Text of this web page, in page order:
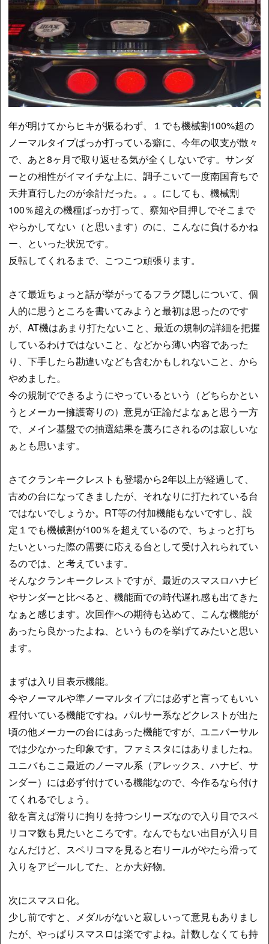
年が明けてからヒキが振るわず、１でも機械割100%超の
ノーマルタイプばっか打っている癖に、今年の収支が散々
で、あと8ヶ月で取り返せる気が全くしないです。サンダ
ーとの相性がイマイチな上に、調子こいて一度南国育ちで
天井直行したのが余計だった。。。にしても、機械割
100％超えの機種ばっか打って、察知や目押しでそこまで
やらかしてない（と思います）のに、こんなに負けるかね
ー、といった状況です。
反転してくれるまで、こつこつ頑張ります。
さて最近ちょっと話が挙がってるフラグ隠しについて、個
人的に思うところを書いてみようと最初は思ったのです
が、AT機はあまり打たないこと、最近の規制の詳細を把握
しているわけではないこと、などから薄い内容であった
り、下手したら勘違いなども含むかもしれないこと、から
やめました。
今の規制でできるようにやっているという（どちらかとい
うとメーカー擁護寄りの）意見が正論だよなぁと思う一方
で、メイン基盤での抽選結果を蔑ろにされるのは寂しいな
ぁとも思います。
さてクランキークレストも登場から2年以上が経過して、
古めの台になってきましたが、それなりに打たれている台
ではないでしょうか。RT等の付加機能もないですし、設
定１でも機械割が100％を超えているので、ちょっと打ち
たいといった際の需要に応える台として受け入れられてい
るのでは、と考えています。
そんなクランキークレストですが、最近のスマスロハナビ
やサンダーと比べると、機能面での時代遅れ感も出てきた
なぁと感じます。次回作への期待も込めて、こんな機能が
あったら良かったよね、というものを挙げてみたいと思い
ます。
まずは入り目表示機能。
今やノーマルや準ノーマルタイプには必ずと言ってもいい
程付いている機能ですね。パルサー系などクレストが出た
頃の他メーカーの台にはあった機能ですが、ユニバーサル
では少なかった印象です。ファミスタにはありましたね。
ユニバもここ最近のノーマル系（アレックス、ハナビ、サ
ンダー）には必ず付けている機能なので、今作るなら付け
てくれるでしょう。
欲を言えば滑りに拘りを持つシリーズなので入り目でスベ
リコマ数も見たいところです。なんでもない出目が入り目
なんだけど、スベリコマを見ると右リールがやたら滑って
入りをアピールしてた、とか大好物。
次にスマスロ化。
少し前ですと、メダルがないと寂しいって意見もありまし
たが、やっぱりスマスロは楽ですよね。計数しなくても持